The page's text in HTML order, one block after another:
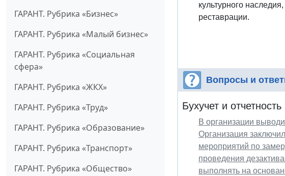
ГАРАНТ. Рубрика «Бизнес»
ГАРАНТ. Рубрика «Малый бизнес»
ГАРАНТ. Рубрика «Социальная
сфера»
ГАРАНТ. Рубрика «ЖКХ»
ГАРАНТ. Рубрика «Труд»
ГАРАНТ. Рубрика «Образование»
ГАРАНТ. Рубрика «Транспорт»
ГАРАНТ. Рубрика «Общество»
культурного
реставрации.
Вопросы и
Бухучет и отчетность
В организации
Организация
мероприятий по
проведения
выполнять на